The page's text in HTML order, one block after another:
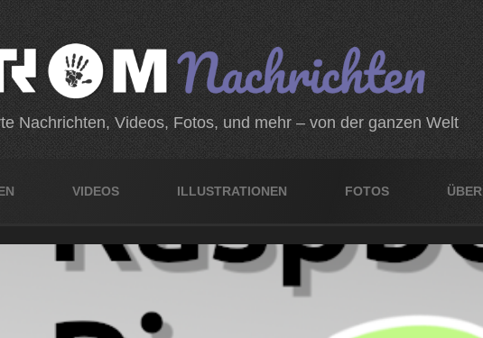
Nachrichten, Videos, Fotos, und mehr – von der ganzen Welt
VIDEOS ILLUSTRATIONEN FOTOS ÜBER